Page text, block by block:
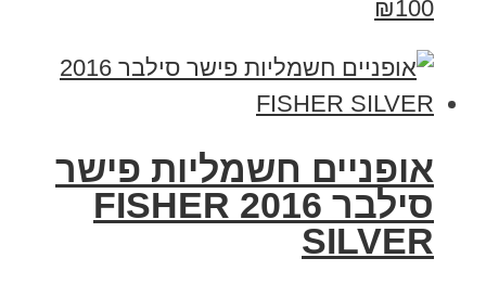
₪100
אופניים חשמליות פישר
סילבר 2016 FISHER
SILVER